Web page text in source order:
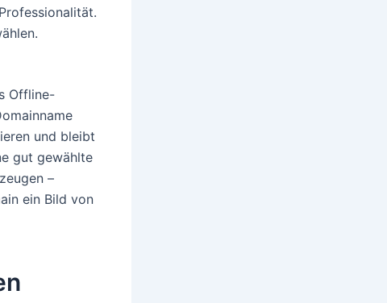
Offline-
und bleibt
gut gewählte
–
ein Bild von